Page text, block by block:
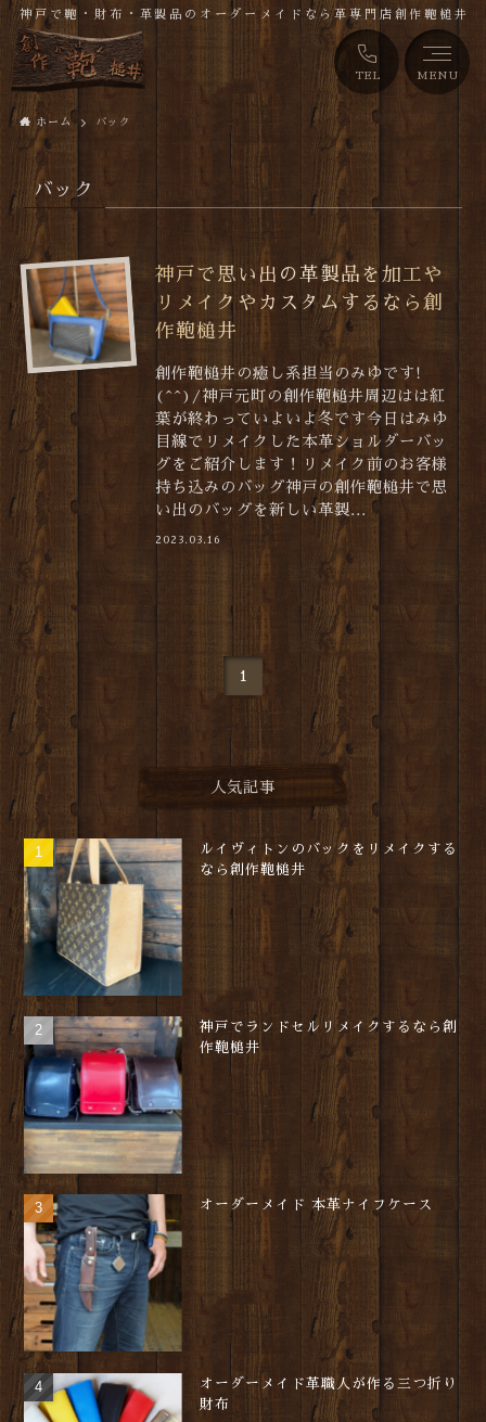
TEL MENU
神戸で鞄・財布・革製品のオーダーメイドなら革専門店創作鞄槌井
ホーム バック
バック
神戸で思い出の革製品を加工や
リメイクやカスタムするなら創
作鞄槌井
創作鞄槌井の癒し系担当のみゆです!
(^^)/神戸元町の創作鞄槌井周辺はは紅
葉が終わっていよいよ冬です今日はみゆ
目線でリメイクした本革ショルダーバッ
グをご紹介します！リメイク前のお客様
持ち込みのバッグ神戸の創作鞄槌井で思
い出のバッグを新しい革製...
2023.03.16
1
人気記事
ルイヴィトンのバックをリメイクする
なら創作鞄槌井
神戸でランドセルリメイクするなら創
作鞄槌井
オーダーメイド 本革ナイフケース
オーダーメイド革職人が作る三つ折り
財布